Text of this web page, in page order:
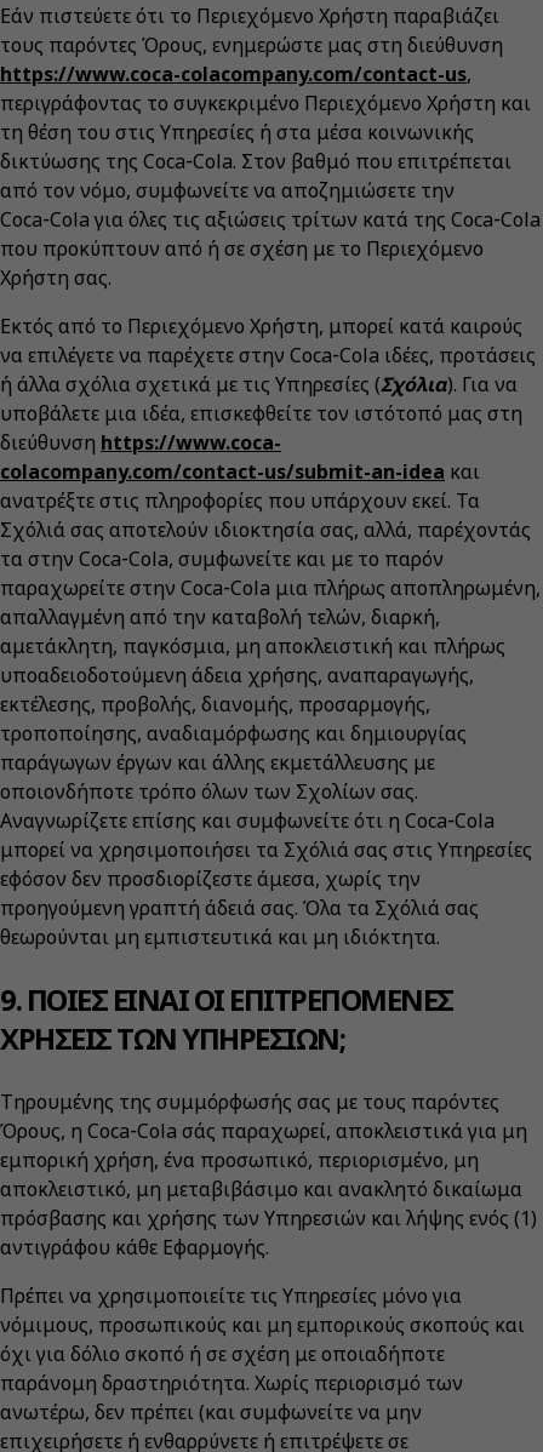
Εάν πιστεύετε ότι το Περιεχόμενο Χρήστη παραβιάζει
τους παρόντες Όρους, ενημερώστε μας στη διεύθυνση
https://www.coca-colacompany.com/contact-us,
περιγράφοντας το συγκεκριμένο Περιεχόμενο Χρήστη και
τη θέση του στις Υπηρεσίες ή στα μέσα κοινωνικής
δικτύωσης της Coca‑Cola. Στον βαθμό που επιτρέπεται
από τον νόμο, συμφωνείτε να αποζημιώσετε την
Coca‑Cola για όλες τις αξιώσεις τρίτων κατά της Coca‑Cola
που προκύπτουν από ή σε σχέση με το Περιεχόμενο
Χρήστη σας.
Εκτός από το Περιεχόμενο Χρήστη, μπορεί κατά καιρούς
να επιλέγετε να παρέχετε στην Coca‑Cola ιδέες, προτάσεις
ή άλλα σχόλια σχετικά με τις Υπηρεσίες (Σχόλια). Για να
υποβάλετε μια ιδέα, επισκεφθείτε τον ιστότοπό μας στη
διεύθυνση https://www.coca-
colacompany.com/contact-us/submit-an-idea και
ανατρέξτε στις πληροφορίες που υπάρχουν εκεί. Τα
Σχόλιά σας αποτελούν ιδιοκτησία σας, αλλά, παρέχοντάς
τα στην Coca‑Cola, συμφωνείτε και με το παρόν
παραχωρείτε στην Coca‑Cola μια πλήρως αποπληρωμένη,
απαλλαγμένη από την καταβολή τελών, διαρκή,
αμετάκλητη, παγκόσμια, μη αποκλειστική και πλήρως
υποαδειοδοτούμενη άδεια χρήσης, αναπαραγωγής,
εκτέλεσης, προβολής, διανομής, προσαρμογής,
τροποποίησης, αναδιαμόρφωσης και δημιουργίας
παράγωγων έργων και άλλης εκμετάλλευσης με
οποιονδήποτε τρόπο όλων των Σχολίων σας.
Αναγνωρίζετε επίσης και συμφωνείτε ότι η Coca‑Cola
μπορεί να χρησιμοποιήσει τα Σχόλιά σας στις Υπηρεσίες
εφόσον δεν προσδιορίζεστε άμεσα, χωρίς την
προηγούμενη γραπτή άδειά σας. Όλα τα Σχόλιά σας
θεωρούνται μη εμπιστευτικά και μη ιδιόκτητα.
9. ΠΟΙΕΣ ΕΙΝΑΙ ΟΙ ΕΠΙΤΡΕΠΟΜΕΝΕΣ
ΧΡΗΣΕΙΣ ΤΩΝ ΥΠΗΡΕΣΙΩΝ;
Τηρουμένης της συμμόρφωσής σας με τους παρόντες
Όρους, η Coca‑Cola σάς παραχωρεί, αποκλειστικά για μη
εμπορική χρήση, ένα προσωπικό, περιορισμένο, μη
αποκλειστικό, μη μεταβιβάσιμο και ανακλητό δικαίωμα
πρόσβασης και χρήσης των Υπηρεσιών και λήψης ενός (1)
αντιγράφου κάθε Εφαρμογής.
Πρέπει να χρησιμοποιείτε τις Υπηρεσίες μόνο για
νόμιμους, προσωπικούς και μη εμπορικούς σκοπούς και
όχι για δόλιο σκοπό ή σε σχέση με οποιαδήποτε
παράνομη δραστηριότητα. Χωρίς περιορισμό των
ανωτέρω, δεν πρέπει (και συμφωνείτε να μην
επιχειρήσετε ή ενθαρρύνετε ή επιτρέψετε σε